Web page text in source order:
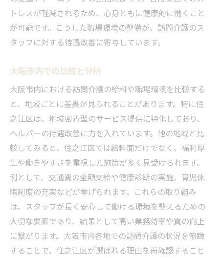
トレスが軽減されるため、心身ともに健康的に働くこと
が可能です。こうした職場環境の整備が、訪問介護のス
タッフに対する待遇改善に寄与しています。
大阪市内での比較と分析
大阪市内における訪問介護の給料や職場環境を比較する
と、地域ごとに差異が見られることがあります。特に住
之江区は、地域密着型のサービス提供に特化しており、
ヘルパーの待遇改善に力を入れています。他の地域と比
較してみると、住之江区では給料面だけでなく、福利厚
生や働きやすさを重視した施策が多く見受けられます。
例として、交通費の全額支給や健康診断の実施、育児休
暇制度の充実などが挙げられます。これらの取り組み
は、スタッフが長く安心して働ける環境を整えるための
大切な要素であり、結果として高い業務効率や質の向上
に繋がります。大阪市内各地での訪問介護の状況を俯瞰
することで、住之江区が選ばれる理由を再確認すること